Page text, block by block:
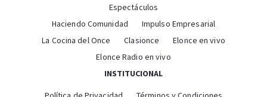
Espectáculos
Haciendo Comunidad
Impulso Empresarial
La Cocina del Once
Clasionce
Elonce en vivo
Elonce Radio en vivo
INSTITUCIONAL